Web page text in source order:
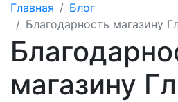
Главная
Блог
Благодарность магазину
магазину